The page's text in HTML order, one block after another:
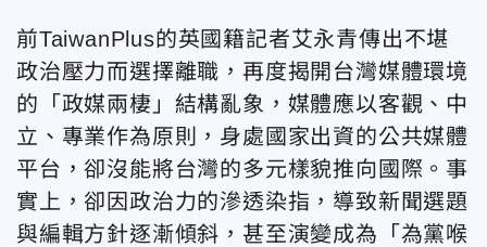
前TaiwanPlus的英國籍記者艾永青傳出不堪
政治壓力而選擇離職，再度揭開台灣媒體環境
的「政媒兩棲」結構亂象，媒體應以客觀、中
立、專業作為原則，身處國家出資的公共媒體
平台，卻沒能將台灣的多元樣貌推向國際。事
實上，卻因政治力的滲透染指，導致新聞選題
與編輯方針逐漸傾斜，甚至演變成為「為黨喉